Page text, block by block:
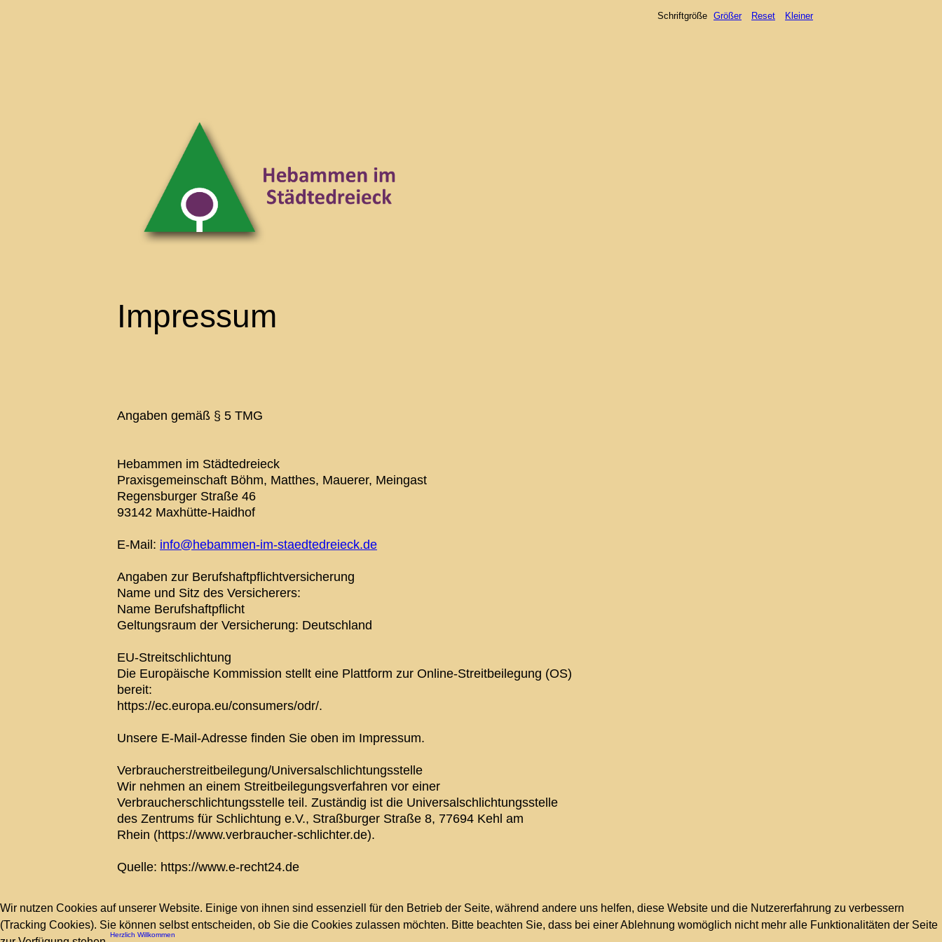
Schriftgröße Größer Reset Kleiner
Impressum
Angaben gemäß § 5 TMG
Hebammen im Städtedreieck
Praxisgemeinschaft Böhm, Matthes, Mauerer, Meingast
Regensburger Straße 46
93142 Maxhütte-Haidhof
E-Mail: info@hebammen-im-staedtedreieck.de
Angaben zur Berufshaftpflichtversicherung
Name und Sitz des Versicherers:
Name Berufshaftpflicht
Geltungsraum der Versicherung: Deutschland
EU-Streitschlichtung
Die Europäische Kommission stellt eine Plattform zur Online-Streitbeilegung (OS)
bereit:
https://ec.europa.eu/consumers/odr/.
Unsere E-Mail-Adresse finden Sie oben im Impressum.
Verbraucherstreitbeilegung/Universalschlichtungsstelle
Wir nehmen an einem Streitbeilegungsverfahren vor einer
Verbraucherschlichtungsstelle teil. Zuständig ist die Universalschlichtungsstelle
des Zentrums für Schlichtung e.V., Straßburger Straße 8, 77694 Kehl am
Rhein (https://www.verbraucher-schlichter.de).
Quelle: https://www.e-recht24.de
Herzlich Willkommen
Wir nutzen Cookies auf unserer Website. Einige von ihnen sind essenziell für den Betrieb der Seite, während andere uns helfen, diese Website und die Nutzererfahrung zu verbessern
(Tracking Cookies). Sie können selbst entscheiden, ob Sie die Cookies zulassen möchten. Bitte beachten Sie, dass bei einer Ablehnung womöglich nicht mehr alle Funktionalitäten der Seite